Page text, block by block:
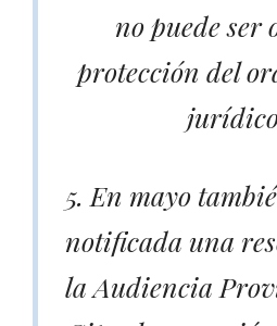
no puede ser
protección del
5. En mayo
notificada una
la Audiencia